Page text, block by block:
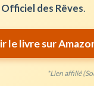
des Rêves.
le livre sur
*Lien affilié